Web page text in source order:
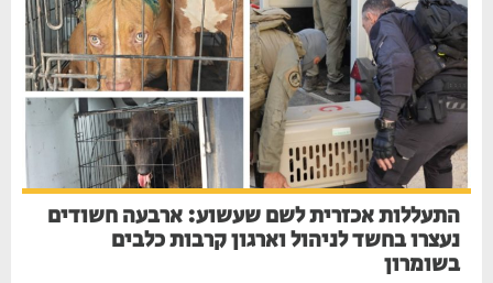
התעללות אכזרית לשם שעשוע: ארבעה חשודים
נעצרו בחשד לניהול וארגון קרבות כלבים
בשומרון